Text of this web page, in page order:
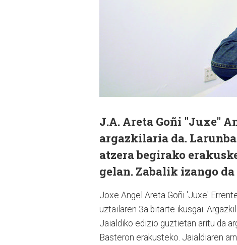
J.A. Areta Goñi "Juxe"
argazkilaria da.
atzera begirako
gelan. Zabalik izango
Joxe Angel Areta Goñi 'Juxe'
uztailaren 3a bitarte ikusgai.
Jaialdiko edizio guztietan aritu da
Basteron erakusteko. Jaialdiaren